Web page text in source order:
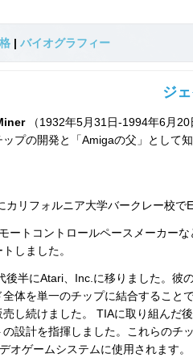
| バイオグラフィー
ジ
（1932年5月31日-1994年6月20
プの開発と「Amigaの父」として
カリフォルニア大学バークレー校で
ートコントロールペースメーカー
しました。
後半にAtari、Inc.に移りました。彼
全体を単一のチップに結合すること
し続けました。 TIAに取り組んだ
設計を指揮しました。これらのチ
オゲームシステムに使用されます。